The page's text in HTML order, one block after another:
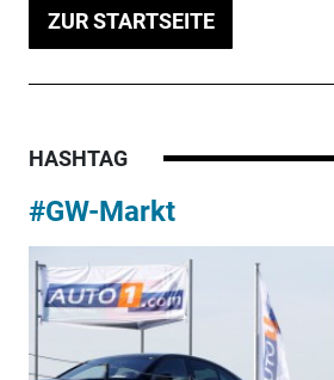
ZUR STARTSEITE
HASHTAG
#GW-Markt